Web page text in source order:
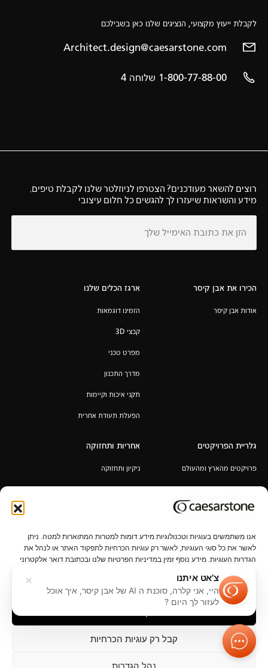
אנו משתמשים בעוגיות וטכנולוגיות מידע דומות למטרות המתוארות למטה. ניתן
לאשר את כל סוגי העוגיות, לאשר רק עוגיות הכרחיות לתפקוד האתר או לנהל את
הגדרות העוגיות. מידע נוסף זמין במדיניות הפרטיות שלנו ובכתובת דואר אלקטרוני
קבל רק עוגיות הכרחיות
נהל הגדרות
לקבלת ייעוץ מקצועי, הנציגים שלנו כאן בשבילכם
Architect.design@caesarstone.com
1-800-77-88-00 שלוחה 4
רוצים להשאר מעודכנים? הצטרפו לניוזלטר שלנו לקבלת טיפים,
מידע והשראות שיעזרו לך להגשים כל חלום עיצובי
הכירו את אבן קיסר
אודות אבן קיסר
ארגז הכלים שלנו
הזמינו דוגמאות
קבצי 3D
מפרט טכני
מדרך התכנון
תקני איכות וקיימות
הפעלת תעודת אחרית
גלריית הפרויקטים
פרויקטים מהארץ ומהעולם
אחריות ותחזוקה
ניקיון ותחזוקה
אחריות לכל החיים
פרטיות נהל הגדרות פרטיות נגישות קשרי משקיעים
צ’אט איתנו
היי, אני קלרה, סוכנת ה AI של אבן קיסר, איך אוכל
לעזור לך היום ?